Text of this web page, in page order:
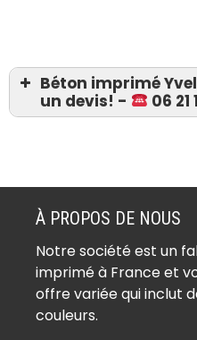
Béton imprimé
un devis! -
06 21
Béton
Béton imprimé
Béton imprimé
Béton
Béton
Béton imprimé
À PROPOS DE NOUS
Notre société est un
imprimé à France et
offre variée qui inclut
couleurs.